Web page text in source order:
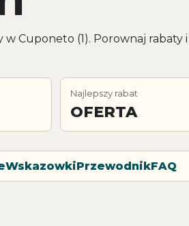
Cuponeto (1). Porownaj
Najlepszy rabat
OFERTA
WskazowkiPrzewodnikFAQ